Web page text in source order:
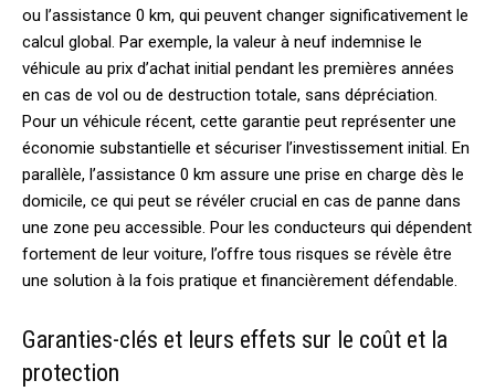
ou l’assistance 0 km, qui peuvent changer significativement le
calcul global. Par exemple, la valeur à neuf indemnise le
véhicule au prix d’achat initial pendant les premières années
en cas de vol ou de destruction totale, sans dépréciation.
Pour un véhicule récent, cette garantie peut représenter une
économie substantielle et sécuriser l’investissement initial. En
parallèle, l’assistance 0 km assure une prise en charge dès le
domicile, ce qui peut se révéler crucial en cas de panne dans
une zone peu accessible. Pour les conducteurs qui dépendent
fortement de leur voiture, l’offre tous risques se révèle être
une solution à la fois pratique et financièrement défendable.
Garanties-clés et leurs effets sur le coût et la
protection